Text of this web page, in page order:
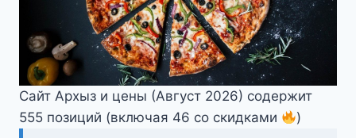
Сайт Архыз и цены (Август 2026) содержит
555 позиций (включая 46 со скидками
)